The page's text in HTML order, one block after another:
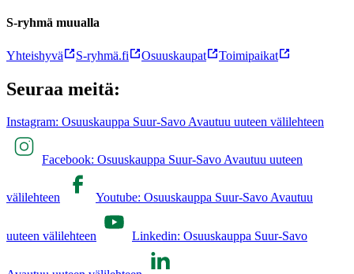
S-ryhmä muualla
Yhteishyvä S-ryhmä.fi Osuuskaupat Toimipaikat
Seuraa meitä:
Instagram: Osuuskauppa Suur-Savo Avautuu uuteen välilehteen
Facebook: Osuuskauppa Suur-Savo Avautuu uuteen
välilehteen Youtube: Osuuskauppa Suur-Savo Avautuu
uuteen välilehteen Linkedin: Osuuskauppa Suur-Savo